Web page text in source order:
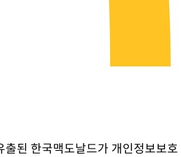
출된 한국맥도날드가 개인정보보호